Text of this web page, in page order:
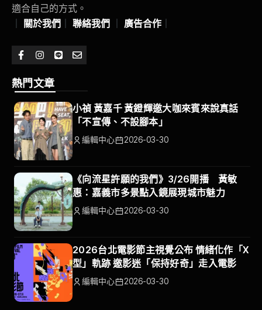
適合自己的方式。
關於我們 聯絡我們 廣告合作
熱門文章
小禎 黃嘉千 黃鐙輝邀大咖來賓來說真話
「不宣傳、不設腳本」
編輯中心 2026-03-30
《向流星許願的我們》3/26開播 黃敏
惠：嘉義市多景點入鏡展現城市魅力
編輯中心 2026-03-30
2026台北電影節主視覺公布 情緒化作「X
型」軌跡 邀影迷「保持好奇」走入電影
編輯中心 2026-03-30